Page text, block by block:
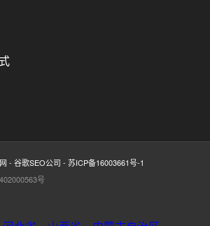
- 谷歌SEO公司 - 苏ICP备16003661号-1
号